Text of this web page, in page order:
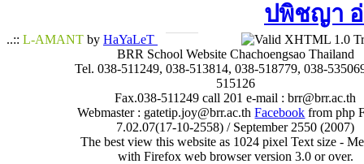
ปพิชญา​ อ่
..:: L-AMANT by HaYaLeT
BRR School Website Chachoengsao Thailand
Tel. 038-511249, 038-513814, 038-518779, 038-
515126
Fax.038-511249 call 201 e-mail : brr@brr.ac.th
Webmaster : gatetip.joy@brr.ac.thFacebook from php
7.02.07(17-10-2558) / September 2550 (2007)
The best view this website as 1024 pixel Text size -
with Firefox web browser version 3.0 or over.